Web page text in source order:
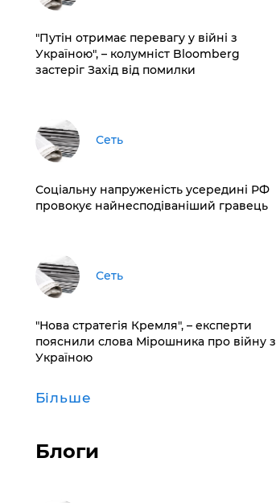
"Путін отримає перевагу у війні з
Україною", – колумніст Bloomberg
застеріг Захід від помилки
Сеть
Соціальну напруженість усередині РФ
провокує найнесподіваніший гравець
Сеть
"Нова стратегія Кремля", – експерти
пояснили слова Мірошника про війну з
Україною
Більше
Блоги